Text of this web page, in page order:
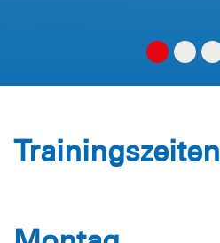
Trainingszeiten